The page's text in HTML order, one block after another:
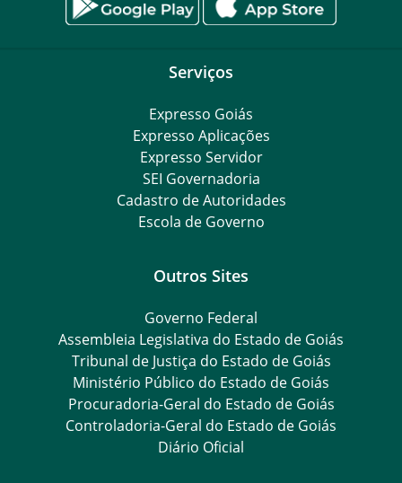
Serviços
Expresso Goiás
Expresso Aplicações
Expresso Servidor
SEI Governadoria
Cadastro de Autoridades
Escola de Governo
Outros Sites
Governo Federal
Assembleia Legislativa do Estado de Goiás
Tribunal de Justiça do Estado de Goiás
Ministério Público do Estado de Goiás
Procuradoria-Geral do Estado de Goiás
Controladoria-Geral do Estado de Goiás
Diário Oficial